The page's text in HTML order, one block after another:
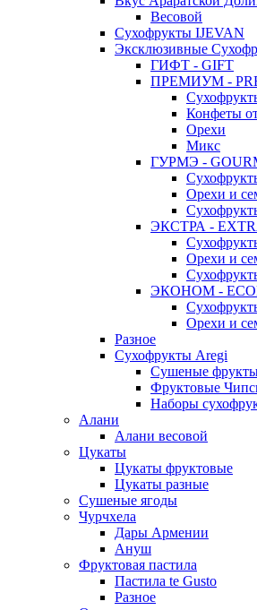
Весовой
Сухофрукты IJEVAN
Эксклюзивные
ГИФТ - GIFT
ПРЕМИУМ -
Конфеты
Орехи
Микс
ГУРМЭ -
Орехи и
ЭКСТРА -
Орехи и
ЭКОНОМ -
Орехи и
Разное
Сухофрукты Aregi
Сушеные
Фруктовые
Наборы
Алани
Алани весовой
Цукаты
Цукаты фруктовые
Цукаты разные
Сушеные ягоды
Чурчхела
Дары Армении
Ануш
Фруктовая пастила
Пастила te Gusto
Разное